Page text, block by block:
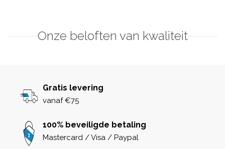
Onze beloften van kwaliteit
Gratis levering
vanaf €75
100% beveiligde betaling
Mastercard / Visa / Paypal